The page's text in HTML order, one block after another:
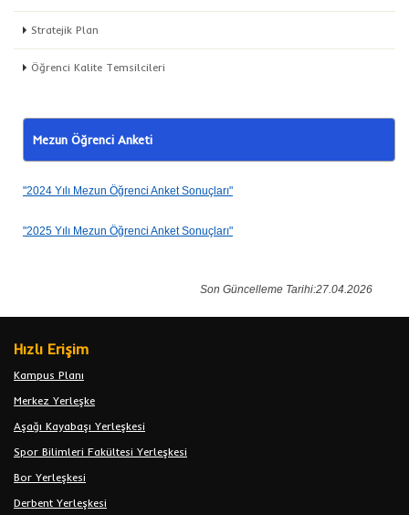
Stratejik Plan
Öğrenci Kalite Temsilcileri
Mezun Öğrenci Anketi
"2024 Yılı Mezun Öğrenci Anket Sonuçları"
"2025 Yılı Mezun Öğrenci Anket Sonuçları"
Son Güncelleme Tarihi:27.04.2026
Hızlı Erişim
Kampus Planı
Merkez Yerleşke
Aşağı Kayabaşı Yerleşkesi
Spor Bilimleri Fakültesi Yerleşkesi
Bor Yerleşkesi
Derbent Yerleşkesi